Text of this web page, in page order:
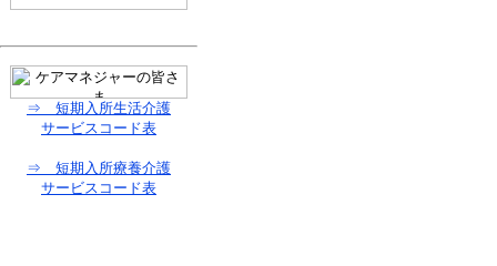
⇒ 短期入所生活介護
サービスコード表
⇒ 短期入所療養介護
サービスコード表